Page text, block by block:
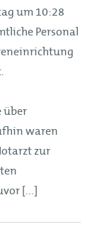
um 10:28
Personal
über
waren
zur
[...]